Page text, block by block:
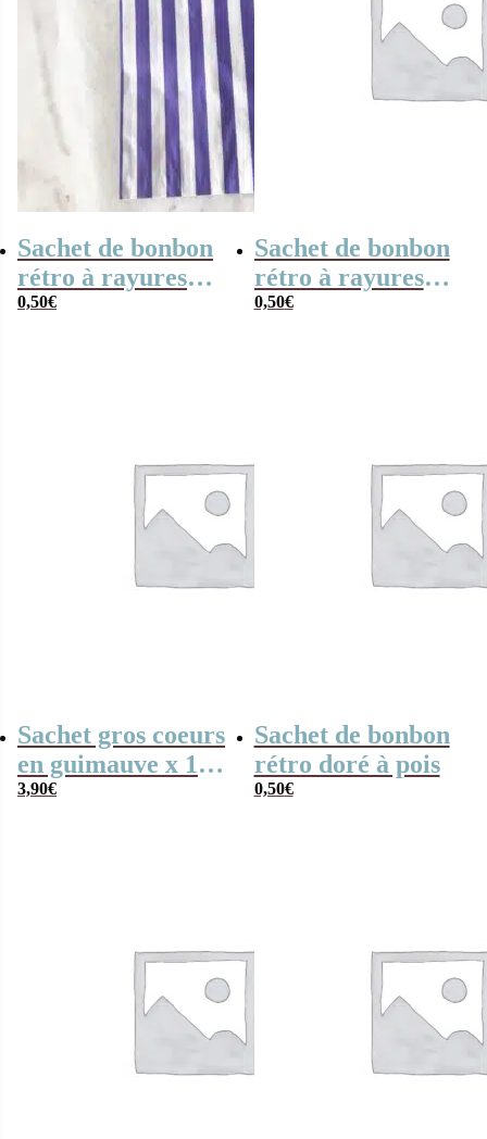
Sachet de bonbon
rétro à rayures
violettes et
0,50€
Sachet de bonbon
rétro à rayures
grises et blanches
0,50€
Sachet gros coeurs
en guimauve x 15
– “Merci” –
3,90€
Sachet de bonbon
rétro doré à pois
0,50€